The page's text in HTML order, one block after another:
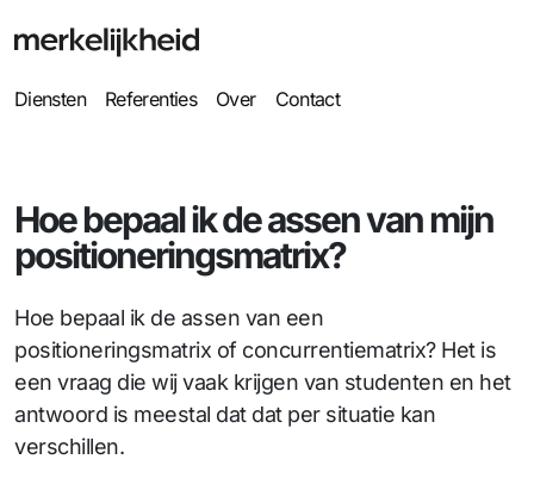
Diensten Referenties Over Contact
Hoe bepaal ik de assen van mijn
positioneringsmatrix?
Hoe bepaal ik de assen van een
positioneringsmatrix of concurrentiematrix? Het is
een vraag die wij vaak krijgen van studenten en het
antwoord is meestal dat dat per situatie kan
verschillen.